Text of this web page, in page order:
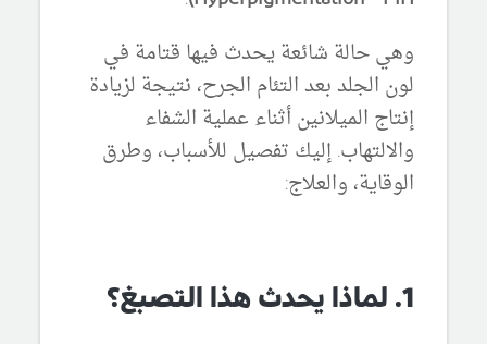
وهي حالة شائعة يحدث فيها قتامة في
لون الجلد بعد التئام الجرح، نتيجة لزيادة
إنتاج الميلانين أثناء عملية الشفاء
والالتهاب. إليك تفصيل للأسباب، وطرق
الوقاية، والعلاج:
1. لماذا يحدث هذا التصبغ؟